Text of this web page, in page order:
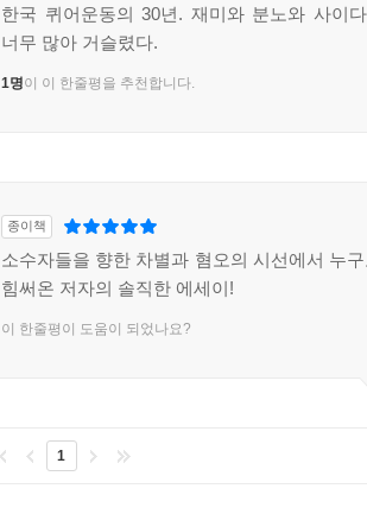
한국 퀴어운동의 30년. 재미와 분노와 사이
너무 많아 거슬렸다.
1명이 이 한줄평을 추천합니다.
종이책
소수자들을 향한 차별과 혐오의 시선에서 누
힘써온 저자의 솔직한 에세이!
이 한줄평이 도움이 되었나요?
1